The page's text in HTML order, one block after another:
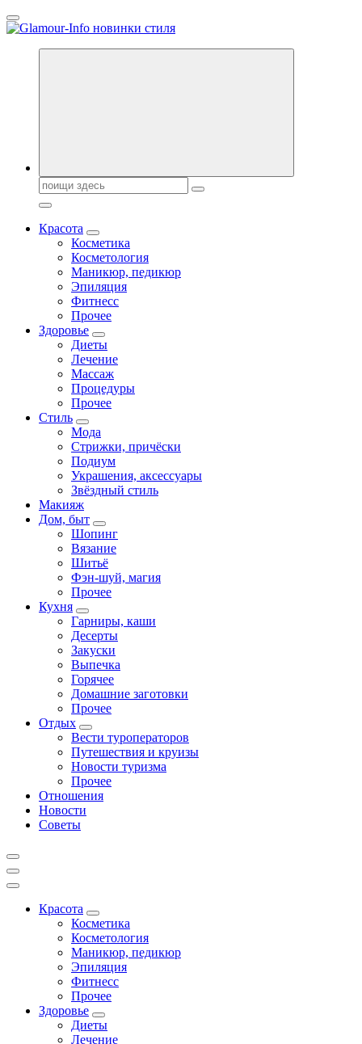
Перейти
к
Секреты молодости, красоты и долголетия. Гламурный журнал
Поиск:
Красота
Косметика
Косметология
Маникюр, педикюр
Эпиляция
Фитнесс
Прочее
Здоровье
Диеты
Лечение
Массаж
Процедуры
Прочее
Стиль
Мода
Стрижки, причёски
Подиум
Украшения, аксессуары
Звёздный стиль
Макияж
Дом, быт
Шопинг
Вязание
Шитьё
Фэн-шуй, магия
Прочее
Кухня
Гарниры, каши
Десерты
Закуски
Выпечка
Горячее
Домашние заготовки
Прочее
Отдых
Вести туроператоров
Путешествия и круизы
Новости туризма
Прочее
Отношения
Новости
Советы
Красота
Косметика
Косметология
Маникюр, педикюр
Эпиляция
Фитнесс
Прочее
Здоровье
Диеты
Лечение